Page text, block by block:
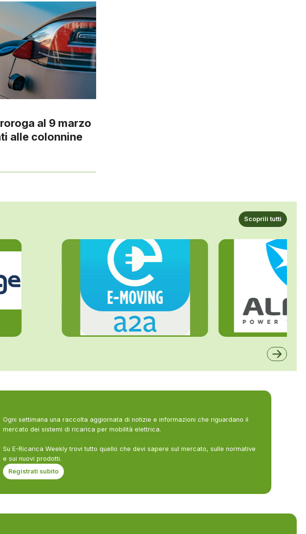
al 9 marzo
alle colonnine
Scoprili tutti
Ogni settimana una raccolta aggiornata di notizie e informazioni che riguardano il
mercato dei sistemi di ricarica per mobilità elettrica.
Su E-Ricarica Weekly trovi tutto quello che devi sapere sul mercato, sulle normative
e sui nuovi prodotti.
Registrati subito